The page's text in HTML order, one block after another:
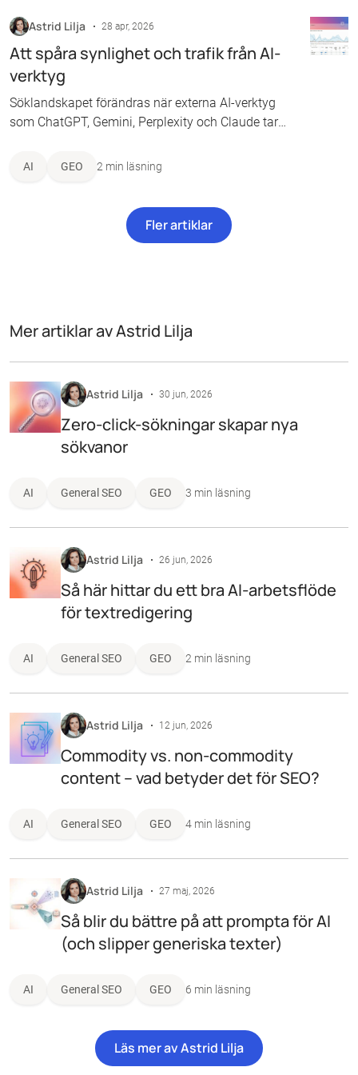
Astrid Lilja 28 apr, 2026
Att spåra synlighet och trafik från AI-
verktyg
Söklandskapet förändras när externa AI-verktyg
som ChatGPT, Gemini, Perplexity och Claude tar
med SEO och GEO ställer detta krav på hur vi mäter
AI GEO 2 min läsning
Fler artiklar
Mer artiklar av Astrid Lilja
Astrid Lilja 30 jun, 2026
Zero-click-sökningar skapar nya
sökvanor
AI General SEO GEO 3 min läsning
Astrid Lilja 26 jun, 2026
Så här hittar du ett bra AI-arbetsflöde
för textredigering
AI General SEO GEO 2 min läsning
Astrid Lilja 12 jun, 2026
Commodity vs. non-commodity
content – vad betyder det för SEO?
AI General SEO GEO 4 min läsning
Astrid Lilja 27 maj, 2026
Så blir du bättre på att prompta för AI
(och slipper generiska texter)
AI General SEO GEO 6 min läsning
Läs mer av Astrid Lilja